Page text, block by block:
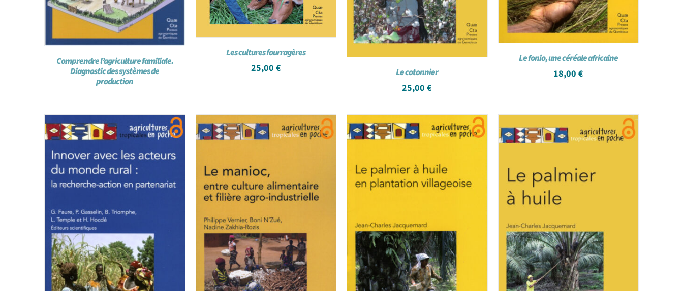
Comprendre l’agriculture familiale.
Diagnostic des systèmes de
production
Les cultures fourragères
25,00 € Le cotonnier
25,00€
Le fonio, une céréale africaine
18,00 €